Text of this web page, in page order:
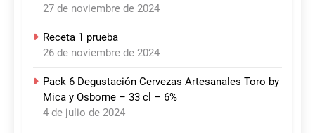
27 de noviembre de 2024
Receta 1 prueba
26 de noviembre de 2024
Pack 6 Degustación Cervezas Artesanales Toro by
Mica y Osborne – 33 cl – 6%
4 de julio de 2024